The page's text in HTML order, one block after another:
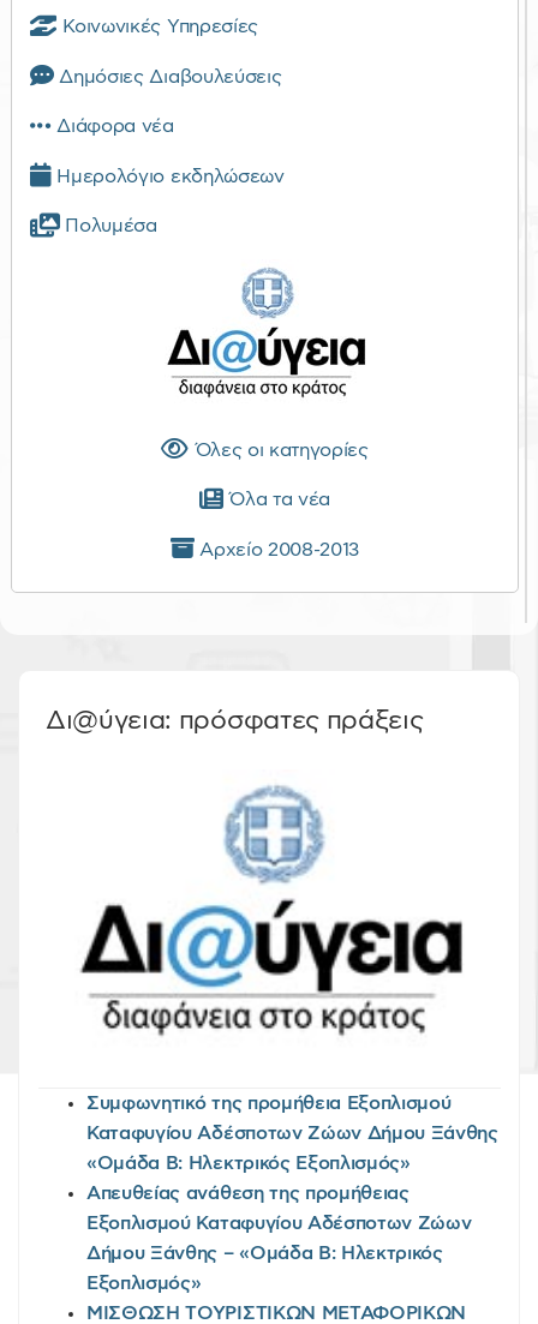
Κοινωνικές Υπηρεσίες
Δημόσιες Διαβουλεύσεις
Διάφορα νέα
Ημερολόγιο εκδηλώσεων
Πολυμέσα
Όλες οι κατηγορίες
Όλα τα νέα
Αρχείο 2008-2013
Δι@ύγεια: πρόσφατες πράξεις
Συμφωνητικό της προμήθεια Εξοπλισμού
Καταφυγίου Αδέσποτων Ζώων Δήμου Ξάνθης
«Ομάδα Β: Ηλεκτρικός Εξοπλισμός»
Απευθείας ανάθεση της προμήθειας
Εξοπλισμού Καταφυγίου Αδέσποτων Ζώων
Δήμου Ξάνθης – «Ομάδα Β: Ηλεκτρικός
Εξοπλισμός»
ΜΙΣΘΩΣΗ ΤΟΥΡΙΣΤΙΚΩΝ ΜΕΤΑΦΟΡΙΚΩΝ